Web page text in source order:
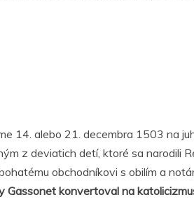
14. alebo 21. decembra 1503 na
z deviatich detí, ktoré sa narodili
obchodníkovi s obilím a
Gassonet konvertoval na